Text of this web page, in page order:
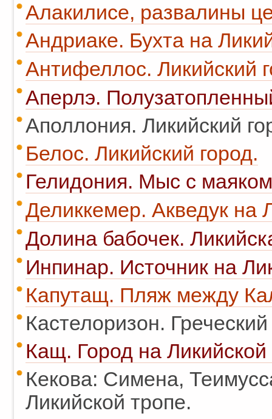
Алакилисе, развалины
Андриаке. Бухта на
Антифеллос. Ликийский
Аперлэ.
Аполлония. Ликийский
Белос. Ликийский город.
Гелидония. Мыс с
Деликкемер. Акведук на
Долина бабочек.
Инпинар. Источник на
Капутащ. Пляж между
Кастелоризон.
Кащ. Город на Ликийской
Кекова: Симена,
Ликийской тропе.